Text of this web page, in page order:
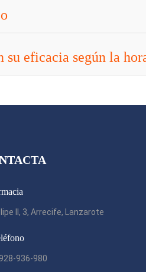
su eficacia según la
II, 3, Arrecife, Lanzarote
936-980